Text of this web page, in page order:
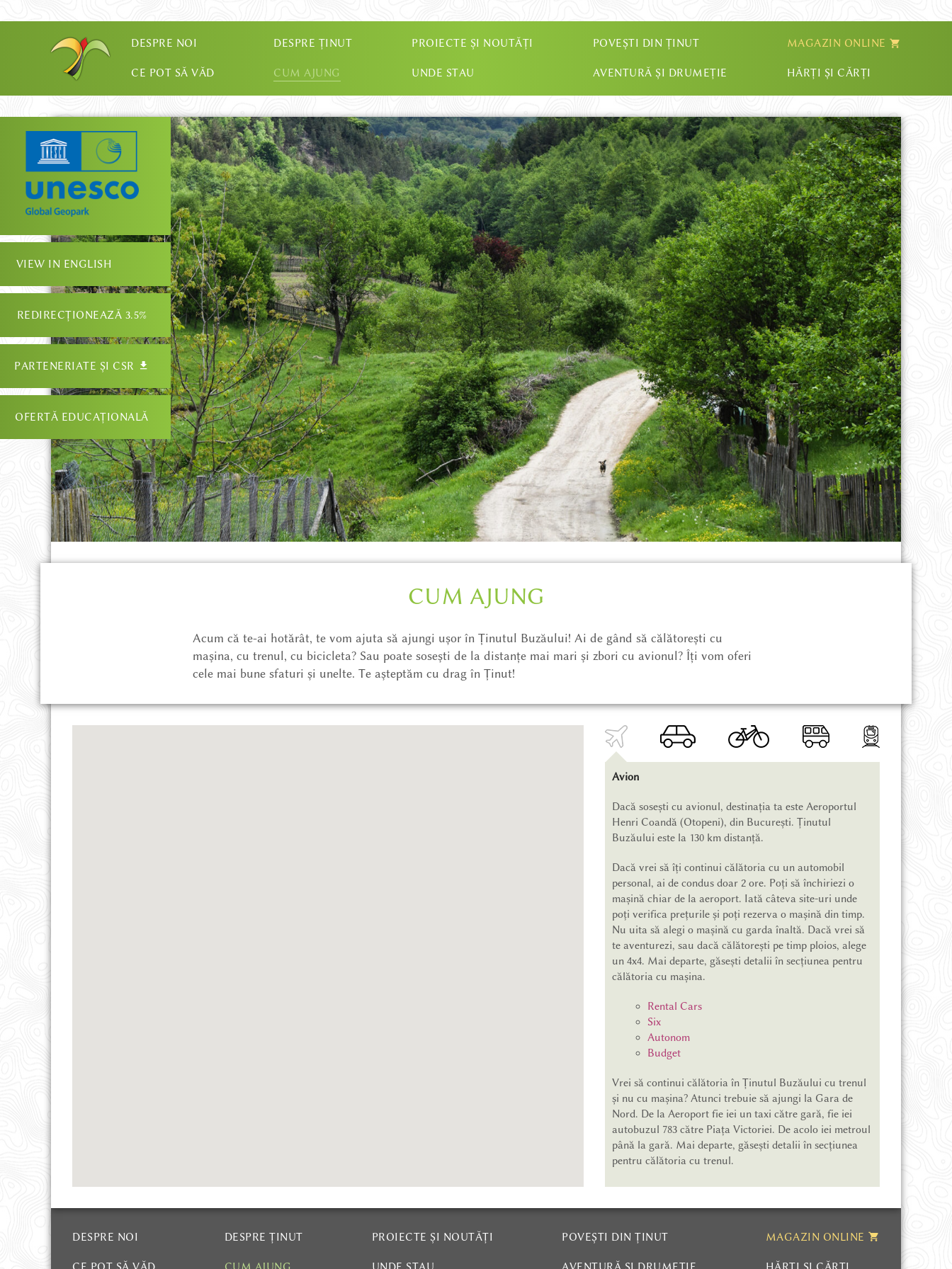
DESPRE NOI DESPRE ȚINUT PROIECTE ȘI NOUTĂȚI POVEȘTI DIN ȚINUT MAGAZIN ONLINE
CE POT SĂ VĂD CUM AJUNG UNDE STAU AVENTURĂ ȘI DRUMEȚIE HĂRȚI ȘI CĂRȚI
VIEW IN ENGLISH
REDIRECȚIONEAZĂ 3.5%
PARTENERIATE ȘI CSR
OFERTĂ EDUCAȚIONALĂ
VIEW IN ENGLISH
REDIRECȚIONEAZĂ 3.5%
PARTENERIATE ȘI CSR
OFERTĂ EDUCAȚIONALĂ
CUM AJUNG
Acum că te-ai hotărât, te vom ajuta să ajungi ușor în Ținutul Buzăului! Ai de gând să călătorești cu
mașina, cu trenul, cu bicicleta? Sau poate sosești de la distanțe mai mari și zbori cu avionul? Îți vom oferi
cele mai bune sfaturi și unelte. Te așteptăm cu drag în Ținut!
Avion
Dacă sosești cu avionul, destinația ta este Aeroportul
Henri Coandă (Otopeni), din București. Ținutul
Buzăului este la 130 km distanță.
Dacă vrei să îți continui călătoria cu un automobil
personal, ai de condus doar 2 ore. Poți să închiriezi o
mașină chiar de la aeroport. Iată câteva site-uri unde
poți verifica prețurile și poți rezerva o mașină din timp.
Nu uita să alegi o mașină cu garda înaltă. Dacă vrei să
te aventurezi, sau dacă călătorești pe timp ploios, alege
un 4x4. Mai departe, găsești detalii în secțiunea pentru
călătoria cu mașina.
Rental Cars
Six
Autonom
Budget
Vrei să continui călătoria în Ținutul Buzăului cu trenul
și nu cu mașina? Atunci trebuie să ajungi la Gara de
Nord. De la Aeroport fie iei un taxi către gară, fie iei
autobuzul 783 către Piața Victoriei. De acolo iei metroul
până la gară. Mai departe, găsești detalii în secțiunea
pentru călătoria cu trenul.
DESPRE NOI DESPRE ȚINUT PROIECTE ȘI NOUTĂȚI POVEȘTI DIN ȚINUT MAGAZIN ONLINE